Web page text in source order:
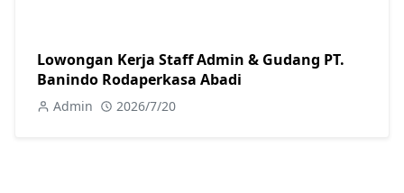
Lowongan Kerja Staff Admin & Gudang PT.
Banindo Rodaperkasa Abadi
Admin 2026/7/20